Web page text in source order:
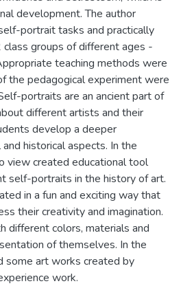
development. The author
portrait tasks and practically
groups of different ages -
teaching methods were
the pedagogical experiment were
portraits are an ancient part of
different artists and their
develop a deeper
historical aspects. In the
view created educational tool
self-portraits in the history of art.
in a fun and exciting way that
their creativity and imagination.
different colors, materials and
of themselves. In the
some art works created by
work.